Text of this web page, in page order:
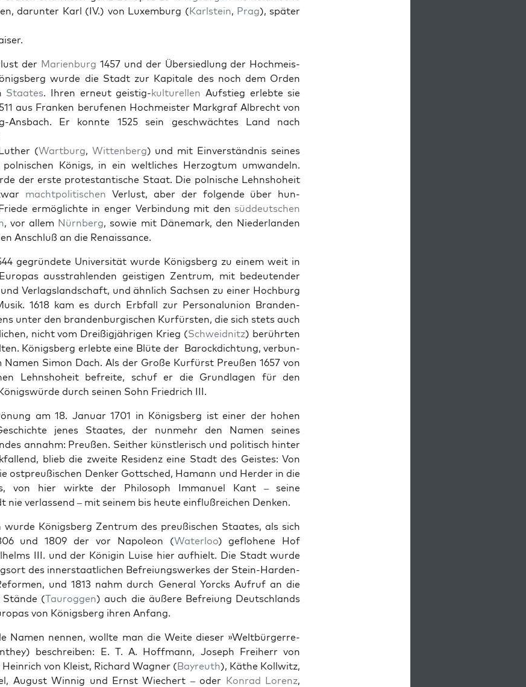
darunter Karl (IV.) von Lux­em­burg (Karl­stein, Prag), später
der Marien­burg 1457 und der Über­sied­lung der Hochmeis­
wurde die Stadt zur Kap­i­tale des noch dem Orden
Staates. Ihren erneut geistig-kul­turellen Auf­stieg erlebte sie
aus Franken berufe­nen Hochmeis­ter Mark­graf Albrecht von
Ans­bach. Er kon­nte 1525 sein geschwächt­es Land nach
(Wart­burg, Wit­ten­berg) und mit Ein­ver­ständ­nis seines
pol­nis­chen Königs, in ein weltlich­es Her­zog­tum umwan­deln.
der erste protes­tantis­che Staat. Die pol­nis­che Lehn­shoheit
macht­poli­tis­chen Ver­lust, aber der fol­gende über hun­
ermöglichte in enger Verbindung mit den süd­deutschen
, vor allem Nürn­berg, sowie mit Däne­mark, den Nieder­lan­den
Anschluß an die Renais­sance.
gegrün­dete Uni­ver­sität wurde Königs­berg zu einem weit in
ausstrahlen­den geisti­gen Zen­trum, mit bedeu­ten­der
Ver­lags­land­schaft, und ähn­lich Sach­sen zu ein­er Hochburg
1618 kam es durch Erb­fall zur Per­son­alu­nion Bran­den­
unter den bran­den­bur­gis­chen Kur­fürsten, die sich stets auch
nicht vom Dreißigjähri­gen Krieg (Schwei­d­nitz) berührten
Königs­berg erlebte eine Blüte der Barock­dich­tung, ver­bun­
Namen Simon Dach. Als der Große Kur­fürst Preußen 1657 von
Lehn­shoheit befre­ite, schuf er die Grund­la­gen für den
durch seinen Sohn Friedrich III.
am 18. Jan­u­ar 1701 in Königs­berg ist ein­er der hohen
jenes Staates, der nun­mehr den Namen seines
annahm: Preußen. Sei­ther kün­st­lerisch und poli­tisch hin­ter
blieb die zweite Res­i­denz eine Stadt des Geistes: Von
ost­preußis­chen Denker Gottsched, Hamann und Herder in die
von hier wirk­te der Philosoph Immanuel Kant – seine
nie ver­lassend – mit seinem bis heute ein­flußre­ichen Denken.
wurde Königs­berg Zen­trum des preußis­chen Staates, als sich
und 1809 der vor Napoleon (Water­loo) geflo­hene Hof
III. und der Köni­gin Luise hier aufhielt. Die Stadt wurde
des inner­staatlichen Befreiungswerkes der Stein-Hard­en­
und 1813 nahm durch Gen­er­al Yor­cks Aufruf an die
(Tau­roggen) auch die äußere Befreiung Deutsch­lands
von Königs­berg ihren Anfang.
Namen nen­nen, wollte man die Weite dieser »Welt­bürg­er­re­
beschreiben: E. T. A. Hoff­mann, Joseph Frei­herr von
von Kleist, Richard Wag­n­er (Bayreuth), Käthe Koll­witz,
August Win­nig und Ernst Wiechert – oder Kon­rad Lorenz,